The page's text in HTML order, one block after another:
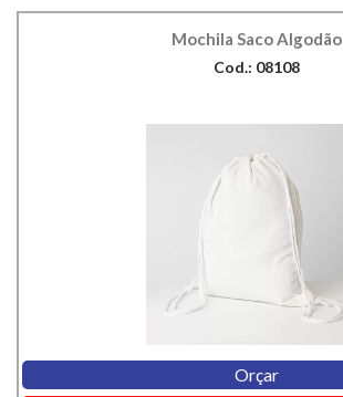
Mochila Saco Algodão
Cod.: 08108
Orçar